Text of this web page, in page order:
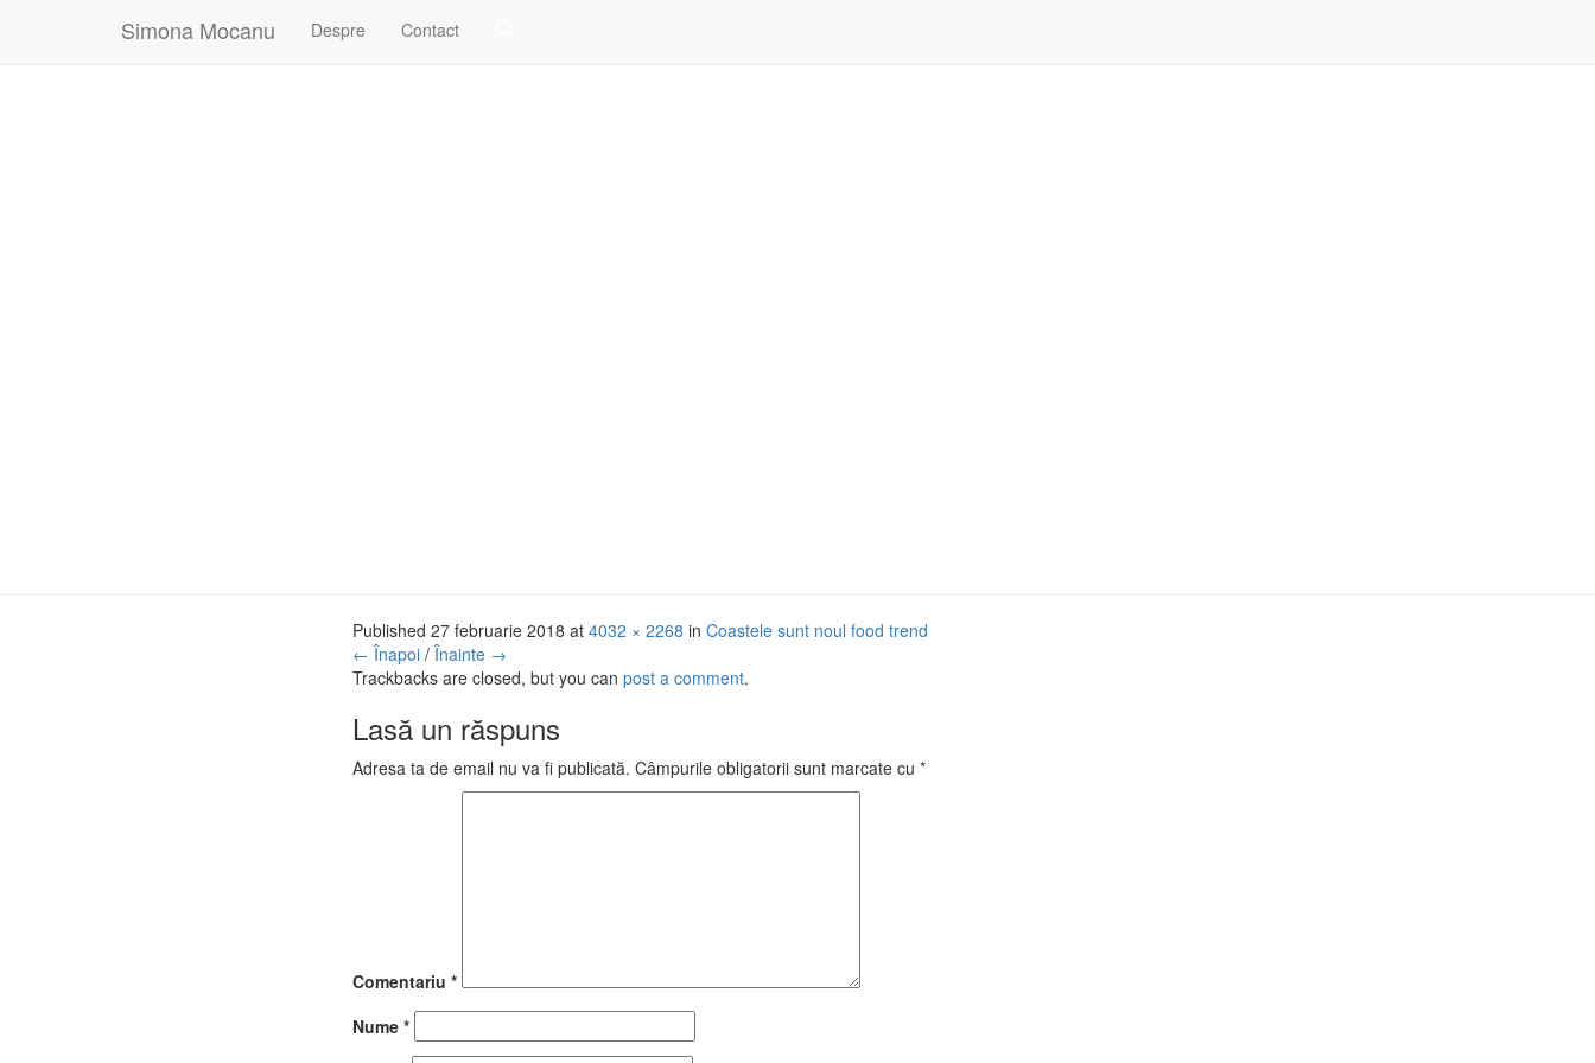
Simona Mocanu Despre Contact
Published 27 februarie 2018 at 4032 × 2268 in Coastele sunt noul food trend
← Înapoi / Înainte →
Trackbacks are closed, but you can post a comment.
Lasă un răspuns
Adresa ta de email nu va fi publicată. Câmpurile obligatorii sunt marcate cu *
Comentariu *
Nume *